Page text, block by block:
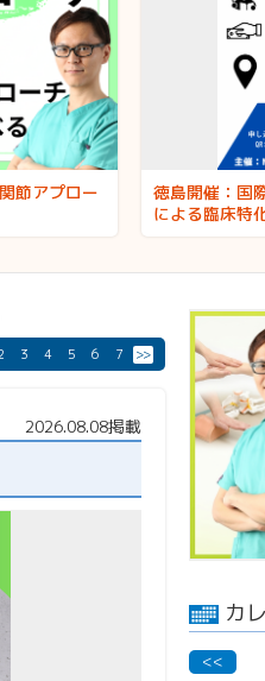
節アプロー
徳島開催：国
による臨床特
グ
カ
<<
3 4 5 6 7 >>
2026.08.08掲載